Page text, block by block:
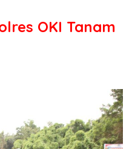
OKI Tanam